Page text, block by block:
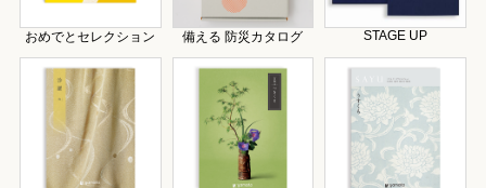
おめでとセレクション 備える 防災カタログ STAGE UP